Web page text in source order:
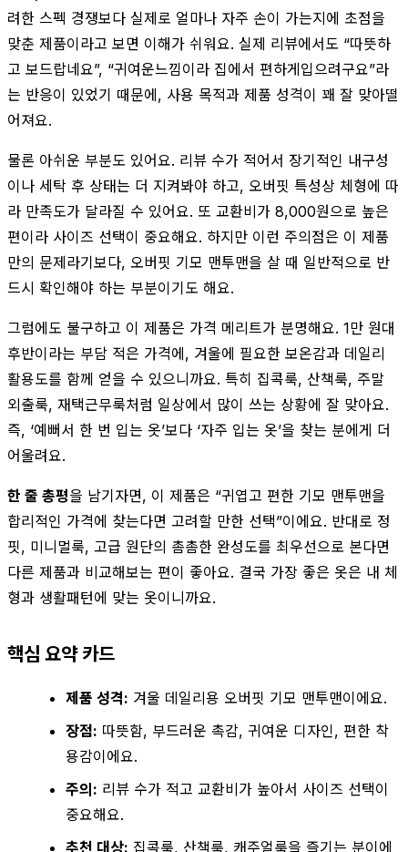
려한 스펙 경쟁보다 실제로 얼마나 자주 손이 가는지에 초점을
맞춘 제품이라고 보면 이해가 쉬워요. 실제 리뷰에서도 “따뜻하
고 보드랍네요”, “귀여운느낌이라 집에서 편하게입으려구요”라
는 반응이 있었기 때문에, 사용 목적과 제품 성격이 꽤 잘 맞아떨
어져요.
물론 아쉬운 부분도 있어요. 리뷰 수가 적어서 장기적인 내구성
이나 세탁 후 상태는 더 지켜봐야 하고, 오버핏 특성상 체형에 따
라 만족도가 달라질 수 있어요. 또 교환비가 8,000원으로 높은
편이라 사이즈 선택이 중요해요. 하지만 이런 주의점은 이 제품
만의 문제라기보다, 오버핏 기모 맨투맨을 살 때 일반적으로 반
드시 확인해야 하는 부분이기도 해요.
그럼에도 불구하고 이 제품은 가격 메리트가 분명해요. 1만 원대
후반이라는 부담 적은 가격에, 겨울에 필요한 보온감과 데일리
활용도를 함께 얻을 수 있으니까요. 특히 집콕룩, 산책룩, 주말
외출룩, 재택근무룩처럼 일상에서 많이 쓰는 상황에 잘 맞아요.
즉, ‘예뻐서 한 번 입는 옷’보다 ‘자주 입는 옷’을 찾는 분에게 더
어울려요.
한 줄 총평을 남기자면, 이 제품은 “귀엽고 편한 기모 맨투맨을
합리적인 가격에 찾는다면 고려할 만한 선택”이에요. 반대로 정
핏, 미니멀룩, 고급 원단의 촘촘한 완성도를 최우선으로 본다면
다른 제품과 비교해보는 편이 좋아요. 결국 가장 좋은 옷은 내 체
형과 생활패턴에 맞는 옷이니까요.
핵심 요약 카드
제품 성격: 겨울 데일리용 오버핏 기모 맨투맨이에요.
장점: 따뜻함, 부드러운 촉감, 귀여운 디자인, 편한 착
용감이에요.
주의: 리뷰 수가 적고 교환비가 높아서 사이즈 선택이
중요해요.
추천 대상: 집콕룩, 산책룩, 캐주얼룩을 즐기는 분이에